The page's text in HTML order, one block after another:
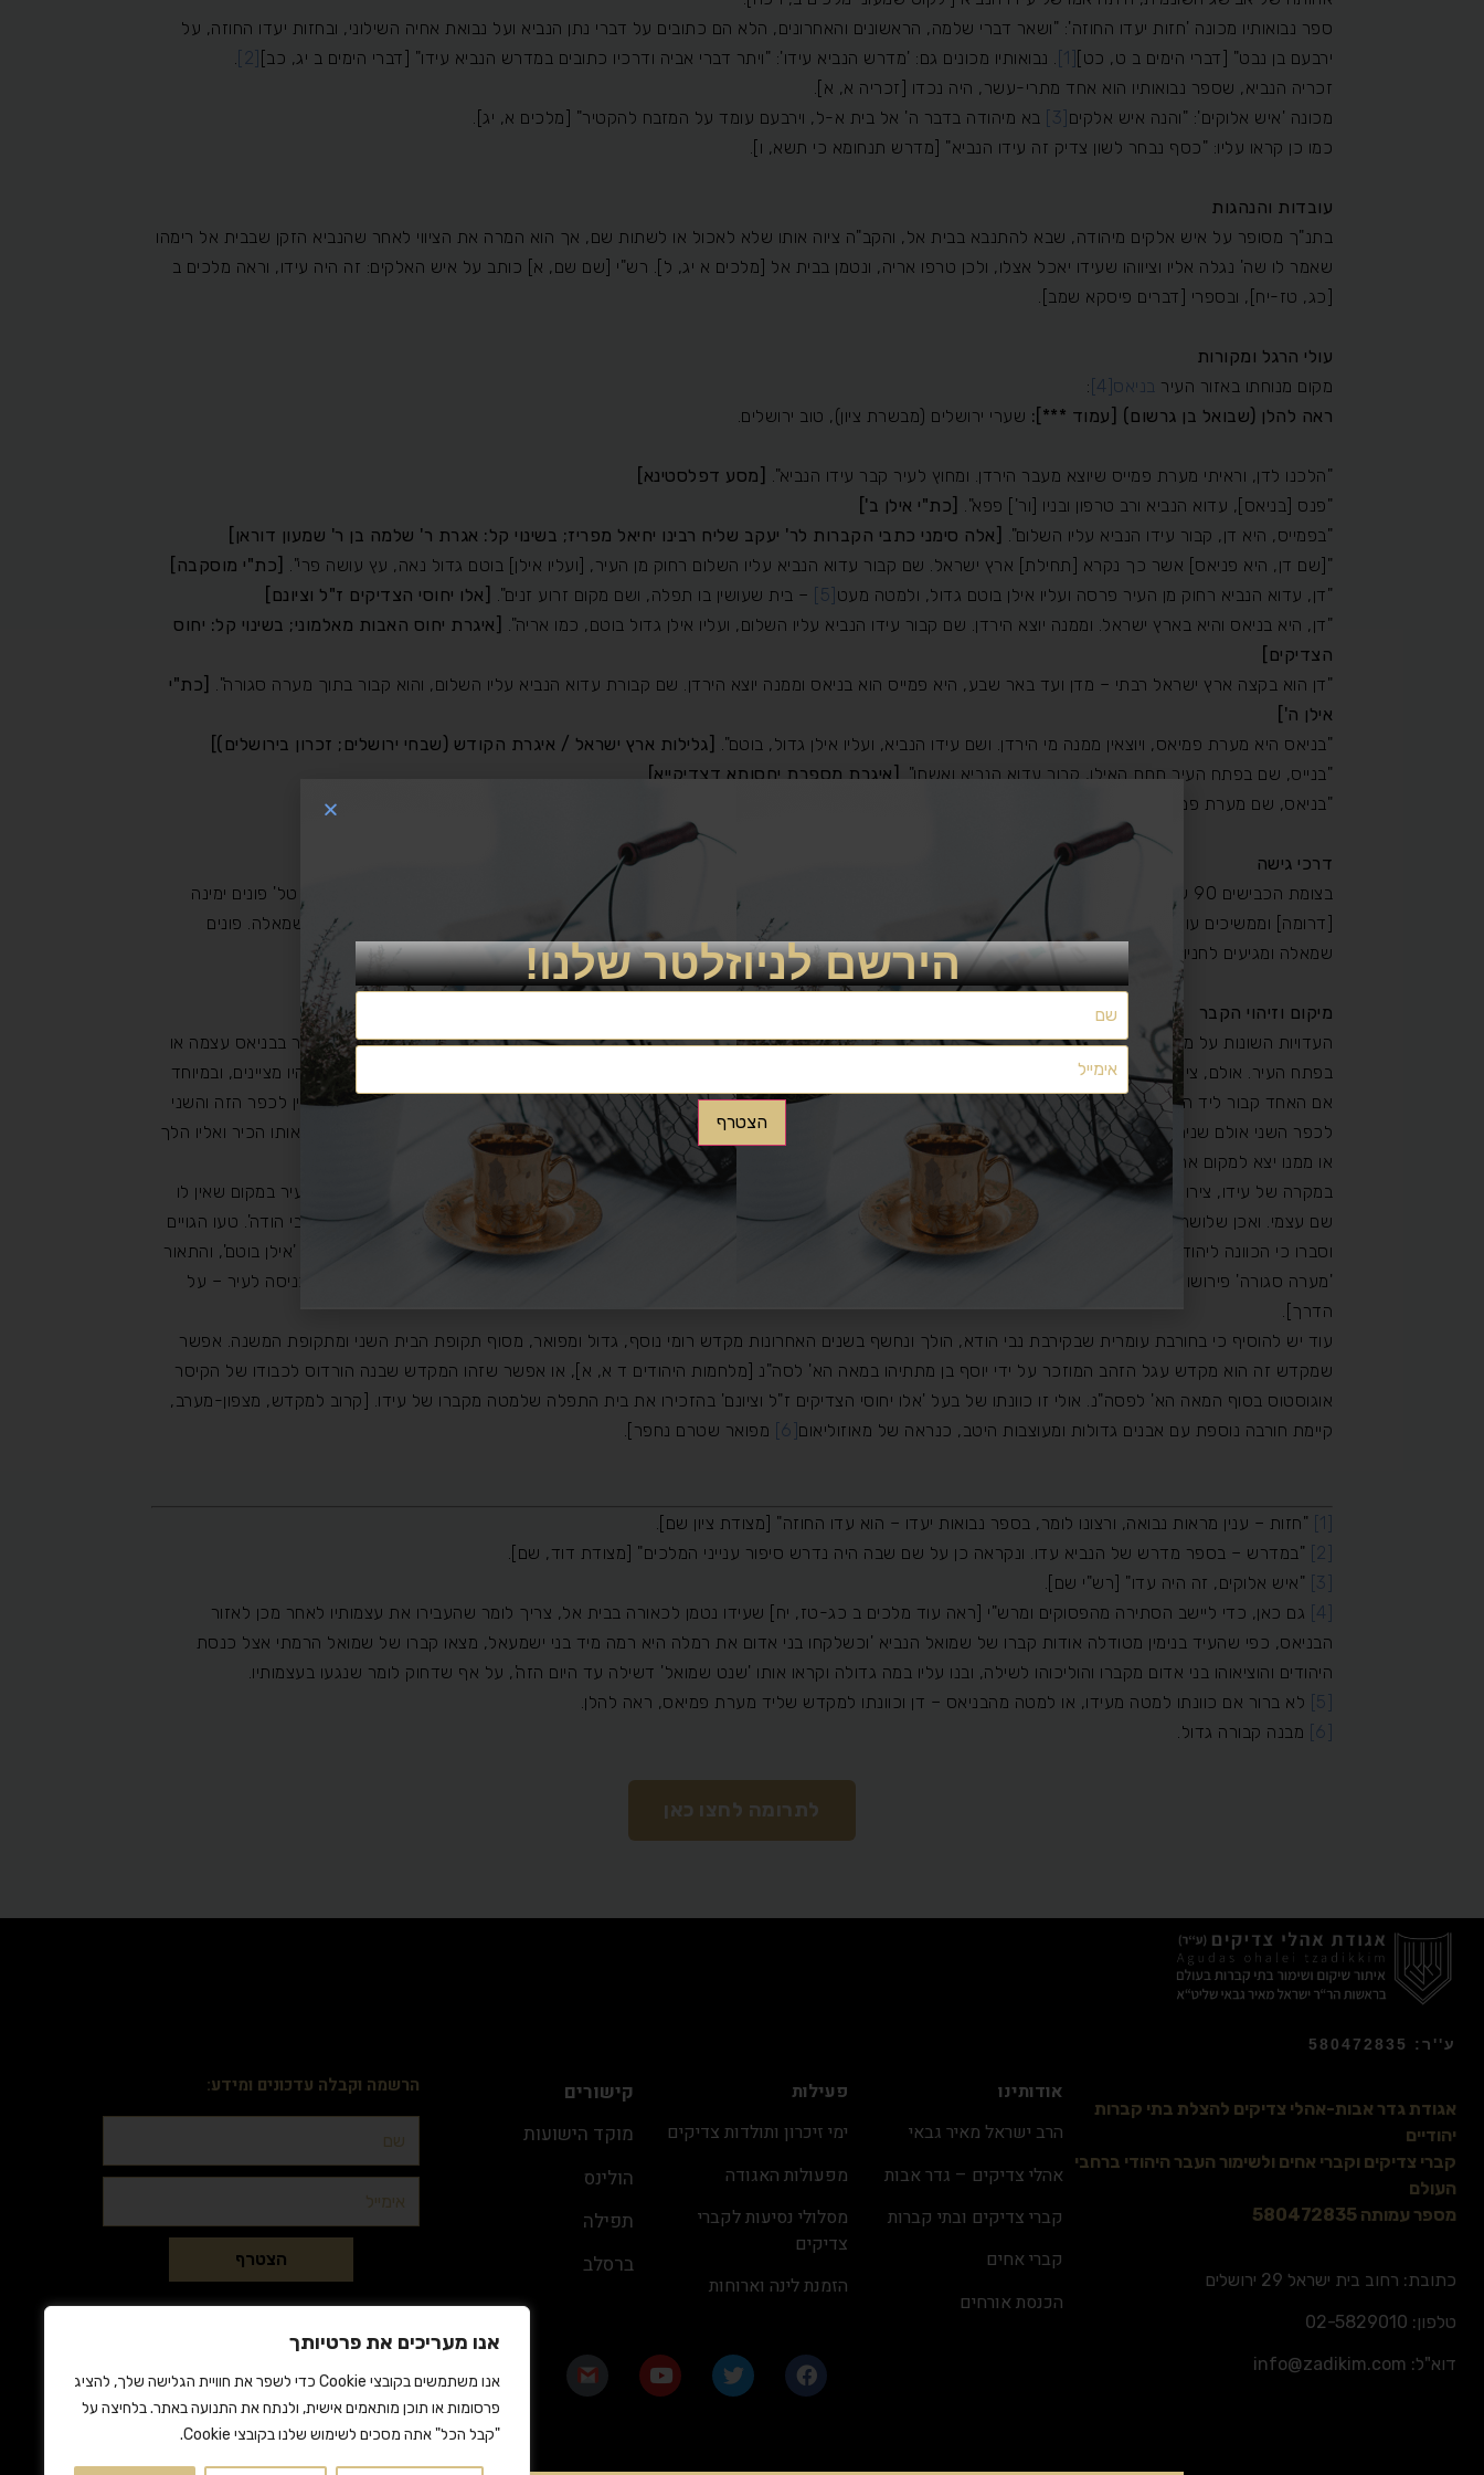
אנו מעריכים את פרטיותך
אנו משתמשים בקובצי Cookie כדי לשפר את חוויית הגלישה שלך, להציג
פרסומות או תוכן מותאמים אישית, ולנתח את התנועה באתר. בלחיצה על
"קבל הכל" אתה מסכים לשימוש שלנו בקובצי Cookie.
ספר נבואותיו מכונה 'חזות יעדו החוזה': "ושאר דברי שלמה, הראשונים והאחרונים, הלא הם כתובים על דברי נתן הנביא ועל נבואת אחיה השילוני, ובחזות יעדו החוזה, על
ירבעם בן נבט" [דברי הימים ב ט, כט] [1] . נבואותיו מכונים גם: 'מדרש הנביא עידו': "ויתר דברי אביה ודרכיו כתובים במדרש הנביא עידו" [דברי הימים ב יג, כב] [2]
זכריה הנביא, שספר נבואותיו הוא אחד מתרי-עשר, היה נכדו [זכריה א, א].
מכונה 'איש אלוקים': "והנה איש אלקים [3] בא מיהודה בדבר ה' אל בית א-ל, וירבעם עומד על המזבח להקטיר" [מלכים א, יג].
כמו כן קראו עליו: "כסף נבחר לשון צדיק זה עידו הנביא" [מדרש תנחומא כי תשא, ו].
עובדות והנהגות
בתנ"ך מסופר על איש אלקים מיהודה, שבא להתנבא בבית אל, והקב"ה ציוה אותו שלא לאכול או לשתות שם, אך הוא המרה את הציווי לאחר שהנביא הזקן שבבית אל רימהו
שאמר לו שה' נגלה אליו וציווהו שעידו יאכל אצלו, ולכן טרפו אריה, ונטמן בבית אל [מלכים א יג, ל]. רש"י [שם שם, א] כותב על איש האלקים: זה היה עידו, וראה מלכים ב
[כג, טז-יח], ובספרי [דברים פיסקא שמב].
עולי הרגל ומקורות
מקום מנוחתו באזור העיר בניאס[4]
:
ראה להלן (שבואל בן גרשום) [עמוד ***]: שערי ירושלים (מבשרת ציון), טוב ירושלים.
"הלכנו לדן, וראיתי מערת פמייס שיוצא מעבר הירדן. ומחוץ לעיר קבר עידו הנביא".
[מסע דפלסטינא]
"פנס [בניאס], עדוא הנביא ורב טרפון ובניו [ור'] פפא".
כת"י אילן ב']
"בפמייס, היא דן, קבור עידו הנביא עליו השלום".
[אלה סימני כתבי הקברות לר' יעקב שליח רבינו יחיאל מפריז; בשינוי קל: אגרת ר' שלמה בן ר' שמעון דוראן]
"[שם דן, היא פניאס] אשר כך נקרא [תחילת] ארץ ישראל. שם קבור עדוא הנביא עליו השלום רחוק מן העיר, [ועליו אילן] בוטם גדול נאה, עץ עושה פרי".
[כת"י מוסקבה]
"דן, עדוא הנביא רחוק מן העיר פרסה ועליו אילן בוטם גדול, ולמטה מעט [5] – בית שעושין בו תפלה, ושם מקום זרוע זנים".
[אלו יחוסי הצדיקים ז"ל וציונם]
"דן, היא בניאס והיא בארץ ישראל. וממנה יוצא הירדן. שם קבור עידו הנביא עליו השלום, ועליו אילן גדול בוטם, כמו אריה".
[איגרת יחוס האבות מאלמוני; בשינוי קל: יחוס
הצדיקים]
"דן הוא בקצה ארץ ישראל רבתי – מדן ועד באר שבע, היא פמייס הוא בניאס וממנה יוצא הירדן. שם קבורת עדוא הנביא עליו השלום, והוא קבור בתוך מערה סגורה".
[כת"י
אילן ה']
"בניאס היא מערת פמיאס, ויוצאין ממנה מי הירדן. ושם עידו הנביא, ועליו אילן גדול, בוטם".
[גלילות ארץ ישראל / איגרת הקודש (שבחי ירושלים; זכרון בירושלים)]
"בנייס, שם בפתח העיר תחת האילן, קבור עדוא הנביא ואשתו".
[איגרת מספרת יחסותא דצדיקייא]
"בניאס, שם מערת פמיאס וממנה יוצא הירדן, ושם נקבר עידו הנביא ועליו בנוי ציון, ולידו עץ גדול הקרוי בוטם".
דרכי גישה
בצומת הכבישים 90 עם 99 פונים ימינה [מזרחה] לכיוון מעין ברוך/שניר. נוסעים כ-5.6 ק"מ עד לכביש 918. ליד השלט 'אסון המסוקים/גדות/חורשת טל' פונים ימינה
[דרומה] וממשיכים עוד כ-1.4 ק"מ. לאחר מכן יש משמאל לכביש דרך אספלט [ליד שתי אנטנות גבוהות], נוסעים בו כ-1.7 ק"מ עד להצטלבות ימינה ושמאלה. פונים
שמאלה ומגיעים לחניון של הציון.
מיקום וזיהוי הקבר
העדויות השונות על מקום קבורת עידו, לכאורה נראות סותרות. לפי חלקן נראה כי נטמן מחוץ לעיר בניאס, ורחוק ממנה פרסה, ולפי חלקן נראה כי נקבר בבניאס עצמה או
בפתח העיר. אולם, ציונם של עולי הרגל 'שם' לא תמיד פירושו באותו מקום במדוייק אף שמונים מספר שמות הקבורים שם, וכוונתם לדרך הילוכם שכך היו מציינים, ובמיוחד
אם האחד קבור ליד העיר, מקום שאי אפשר לציין האזור שלו או שמו, אלא ע"י ציון העיר עצמה. כן הדבר בכל הציונים הנמצאים בין שני כפרים, האחד ציין לכפר הזה והשני
לכפר השני אולם שניהם לדבר אחד התכוונו. עלינו לדעת ולהבין דרכו של כל עולה רגל בתאורו ובציונו כדי להבין אם התכוין למקום מדוייק, או לאזור שאותו הכיר ואליו הלך
או ממנו יצא למקום אחר.
במקרה של עידו, צירוף של כל העדויות מורה כי לא נקבר בתוך העיר עצמה, שם נקברו שבואל, רב אשי, בני אביי, רב פפא ובני רב פפא, אלא רחוק מהעיר במקום שאין לו
שם עצמי. ואכן שלושה ק"מ מדרום-מערב לבניאס [בהליכה רגלית כ-4 שהם פרסה כנ"ל], ישנו קבר עתיק הקדוש לדרוזים הנקרא במפות העתיקות 'נבי הודה'. טעו הגויים
וסברו כי הכוונה ליהודה בן יעקב [אחד מהשבטים], אולם אינו אלא עידו – שם הדומה להודה. ואכן ליד קבר עתיק זה, נמצא עץ אלה עתיק, הוא הנקרא 'אילן בוטם', והתאור
'מערה סגורה' פירושו בנין בנוי על הקבר, כך שאי אפשר להכנס למערה שמתחת לציון. [האיזכור פתח העיר אצל 'איגרת מספרת', אולי פירושו לפני הכניסה לעיר – על
הדרך].
עוד יש להוסיף כי בחורבת עומרית שבקירבת נבי הודא, הולך ונחשף בשנים האחרונות מקדש רומי נוסף, גדול ומפואר, מסוף תקופת הבית השני ומתקופת המשנה. אפשר
שמקדש זה הוא מקדש עגל הזהב המוזכר על ידי יוסף בן מתתיהו במאה הא' לסה"נ [מלחמות היהודים ד א, א], או אפשר שזהו המקדש שבנה הורדוס לכבודו של הקיסר
אוגוסטוס בסוף המאה הא' לפסה"נ. אולי זו כוונתו של בעל 'אלו יחוסי הצדיקים ז"ל וציונם' בהזכירו את בית התפלה שלמטה מקברו של עידו. [קרוב למקדש, מצפון-מערב,
קיימת חורבה נוספת עם אבנים גדולות ומעוצבות היטב, כנראה של מאוזוליאום[6] מפואר שטרם נחפר].
[1]
"חזות – ענין מראות נבואה, ורצונו לומר, בספר נבואות יעדו – הוא עדו החוזה" [מצודת ציון שם].
[2]
"במדרש – בספר מדרש של הנביא עדו. ונקראה כן על שם שבה היה נדרש סיפור ענייני המלכים" [מצודת דוד, שם].
[3]
"איש אלוקים, זה היה עדו" [רש"י שם].
[4]
גם כאן, כדי ליישב הסתירה מהפסוקים ומרש"י [ראה עוד מלכים ב כג-טז, יח] שעידו נטמן לכאורה בבית אל, צריך לומר שהעבירו את עצמותיו לאחר מכן לאזור
הבניאס, כפי שהעיד בנימין מטודלה אודות קברו של שמואל הנביא 'וכשלקחו בני אדום את רמלה היא רמה מיד בני ישמעאל, מצאו קברו של שמואל הרמתי אצל כנסת
היהודים והוציאוהו בני אדום מקברו והוליכוהו לשילה, ובנו עליו במה גדולה וקראו אותו 'שנט שמואל' דשילה עד היום הזה', על אף שדחוק לומר שנגעו בעצמותיו.
[5]
לא ברור אם כוונתו למטה מעידו, או למטה מהבניאס – דן וכוונתו למקדש שליד מערת פמיאס, ראה להלן.
[6]
מבנה קבורה גדול.
לתרומה לחצו כאן
ע''ר: 580472835
אגודת גדר אבות-אהלי צדיקים להצלת בתי קברות
יהודיים
קברי צדיקים וקברי אחים ולשימור העבר היהודי ברחבי
העולם
מספר עמותה 580472835
כתובת: רחוב בית ישראל 29 ירושלים
טלפון: 02-5829010
דוא"ל: info@zadikim.com
אודותינו
הרב ישראל מאיר גבאי
אהלי צדיקים – גדר אבות
קברי צדיקים ובתי קברות
קברי אחים
הכנסת אורחים
פעילות
ימי זיכרון ותולדות צדיקים
מפעולות האגודה
מסלולי נסיעות לקברי
צדיקים
הזמנת לינה וארוחות
קישורים
מוקד הישועות
הולינס
תפילה
ברסלב
הרשמה וקבלה עדכונים ומידע:
הצטרף
מצאתם משהו שלא מתפקד כמצופה? יש לכם הצעות ייעול?
משהו חסר לכם?
הפניות נקראות ומועברות לטיפול
אך ללא מענה אישי
השאירו לנו הודעה
בטופס הבא:
הירשם לניוזלטר שלנו!
הצטרף